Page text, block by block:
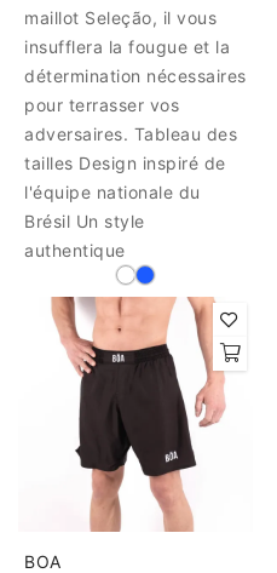
maillot Seleção, il vous
insufflera la fougue et la
détermination nécessaires
pour terrasser vos
adversaires. Tableau des
tailles Design inspiré de
l'équipe nationale du
Brésil Un style
authentique
BOA